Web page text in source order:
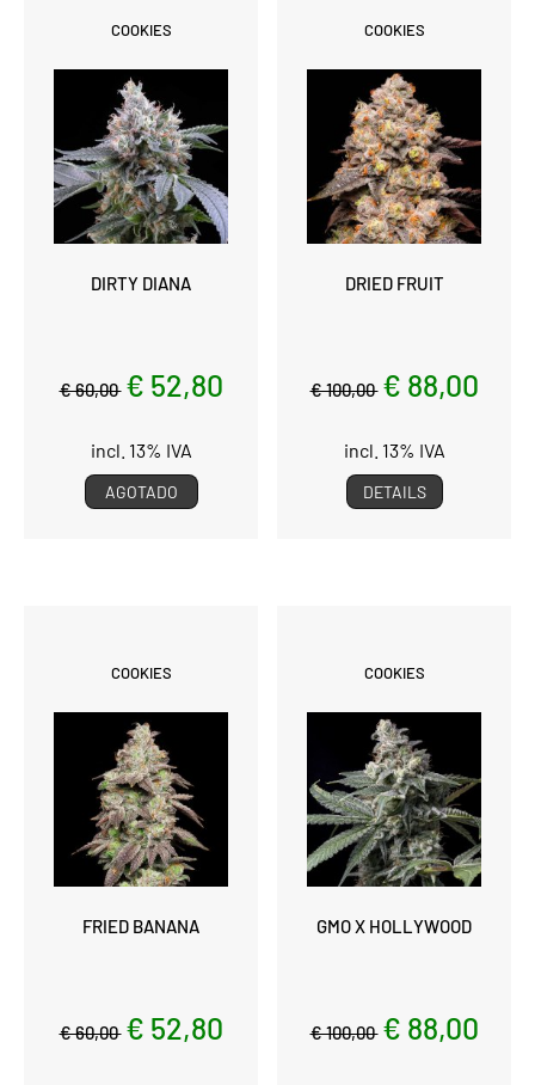
COOKIES
DIRTY DIANA
€ 60,00 € 52,80
incl. 13% IVA
AGOTADO
COOKIES
DRIED FRUIT
€ 100,00 € 88,00
incl. 13% IVA
DETAILS
COOKIES
FRIED BANANA
€ 60,00 € 52,80
COOKIES
GMO X HOLLYWOOD
€ 100,00 € 88,00